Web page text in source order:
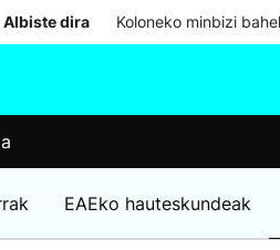
Albiste dira Koloneko minbizi
EAEko hauteskundeak